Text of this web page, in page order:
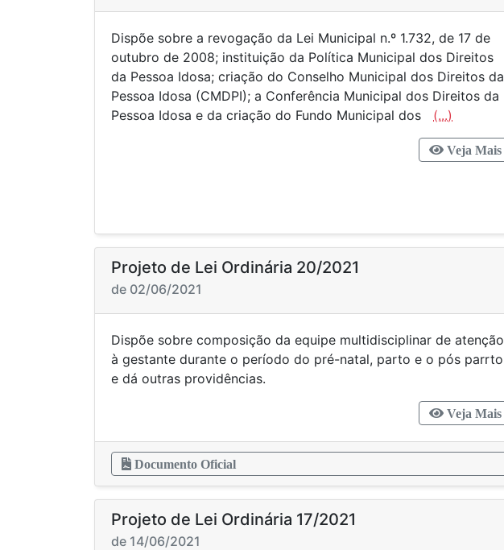
Dispõe sobre a revogação da Lei Municipal n.º 1.732, de 17 de
outubro de 2008; instituição da Política Municipal dos Direitos
da Pessoa Idosa; criação do Conselho Municipal dos Direitos da
Pessoa Idosa (CMDPI); a Conferência Municipal dos Direitos da
Pessoa Idosa e da criação do Fundo Municipal dos (...)
Veja Mais
Projeto de Lei Ordinária 20/2021
de 02/06/2021
Dispõe sobre composição da equipe multidisciplinar de atenção
à gestante durante o período do pré-natal, parto e o pós parrto
e dá outras providências.
Veja Mais
Documento Oficial
Projeto de Lei Ordinária 17/2021
de 14/06/2021